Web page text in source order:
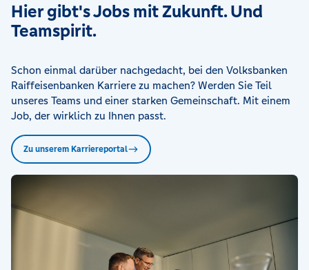
Hier gibt's Jobs mit Zukunft. Und
Teamspirit.
Schon einmal darüber nachgedacht, bei den Volksbanken
Raiffeisenbanken Karriere zu machen? Werden Sie Teil
unseres Teams und einer starken Gemeinschaft. Mit einem
Job, der wirklich zu Ihnen passt.
Zu unserem Karriereportal